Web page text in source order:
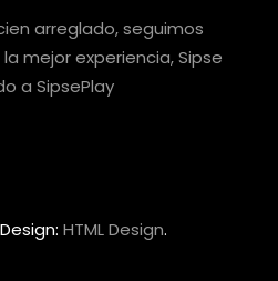
arreglado, seguimos
mejor experiencia, Sipse
a SipsePlay
HTML Design.